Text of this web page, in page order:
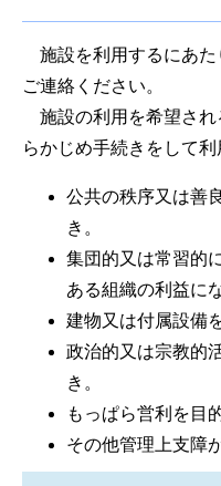
施設を利用するにあた
ご連絡ください。
施設の利用を希望され
らかじめ手続きをして利
公共の秩序又は善
き。
集団的又は常習的
ある組織の利益に
建物又は付属設備
政治的又は宗教的
き。
もっぱら営利を目
その他管理上支障